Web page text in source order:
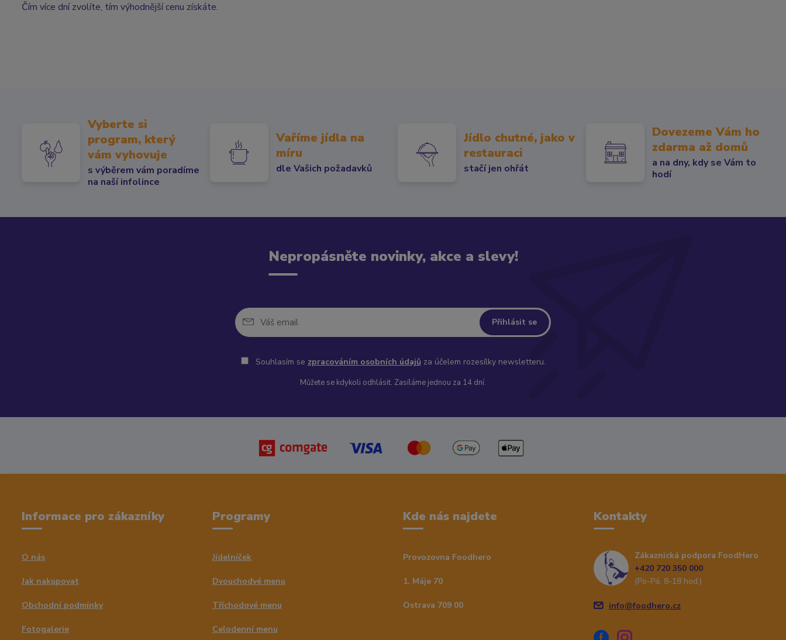
Čím více dní zvolíte, tím výhodnější cenu získáte.
Vyberte si
program, který
vám vyhovuje
s výběrem vám poradíme
na naší infolince
Vaříme jídla na
míru
dle Vašich požadavků
Jídlo chutné, jako v
restauraci
stačí jen ohřát
Dovezeme Vám ho
zdarma až domů
a na dny, kdy se Vám to
hodí
Nepropásněte novinky, akce a slevy!
Přihlásit se
Souhlasím se zpracováním osobních údajů za účelem rozesílky newsletteru.
Můžete se kdykoli odhlásit. Zasíláme jednou za 14 dní.
Informace pro zákazníky
O nás
Jak nakupovat
Obchodní podmínky
Fotogalerie
Programy
Jídelníček
Dvouchodvé menu
Tříchodové menu
Celodenní menu
Kde nás najdete
Provozovna Foodhero
1. Máje 70
Ostrava 709 00
Kontakty
Zákaznická podpora FoodHero
+420 720 350 000
(Po-Pá, 8-18 hod.)
info@foodhero.cz